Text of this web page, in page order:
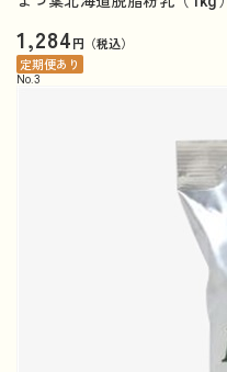
1,284円（税込）
定期便あり
No. 3